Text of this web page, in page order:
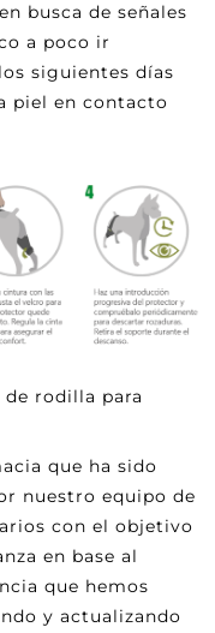
busca de señales
a poco ir
siguientes días
piel en contacto
rodilla para
que ha sido
nuestro equipo de
con el objetivo
en base al
que hemos
y actualizando